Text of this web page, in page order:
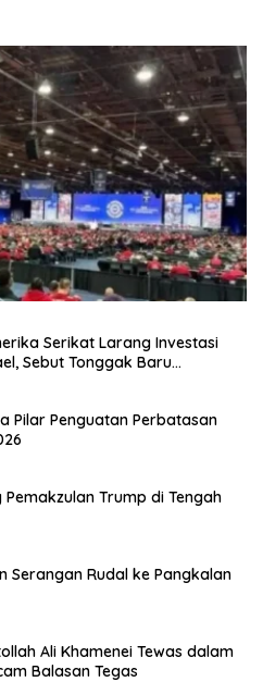
Serikat Larang Investasi
Sebut Tonggak Baru
Pilar Penguatan Perbatasan
Trump di Tengah
Serangan Rudal ke Pangkalan
Ali Khamenei Tewas dalam
Balasan Tegas